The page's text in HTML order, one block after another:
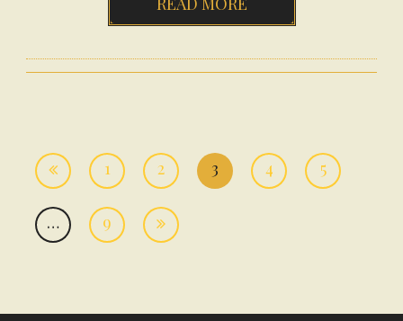
Inläggsnavigering
1 2 3 4 5
… 9